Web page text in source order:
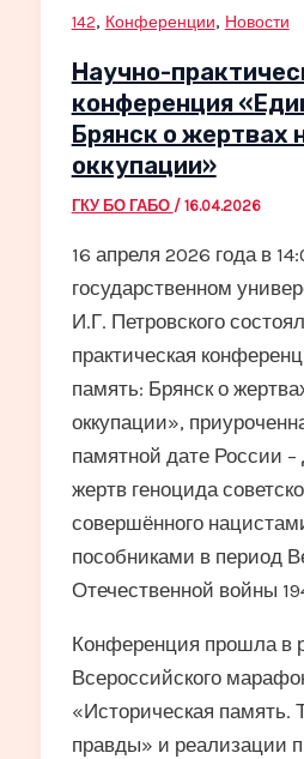
142, Конференции, Новости
Научно-
конференция
Брянск о жертвах
оккупации»
ГКУ БО ГАБО / 16.04.2026
16 апреля 2026 года в
государственном
И.Г. Петровского
практическая
память: Брянск о
оккупации»,
памятной дате России
жертв геноцида
совершённого
пособниками в период
Отечественной войны
Конференция прошла в
Всероссийского
«Историческая память.
правды» и реализации